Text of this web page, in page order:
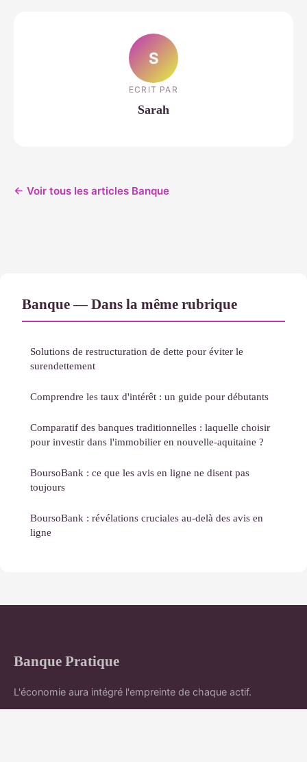
S
ECRIT PAR
Sarah
← Voir tous les articles Banque
Banque — Dans la même rubrique
Solutions de restructuration de dette pour éviter le
surendettement
Comprendre les taux d'intérêt : un guide pour débutants
Comparatif des banques traditionnelles : laquelle choisir
pour investir dans l'immobilier en nouvelle-aquitaine ?
BoursoBank : ce que les avis en ligne ne disent pas
toujours
BoursoBank : révélations cruciales au-delà des avis en
ligne
Banque Pratique
L'économie aura intégré l'empreinte de chaque actif.